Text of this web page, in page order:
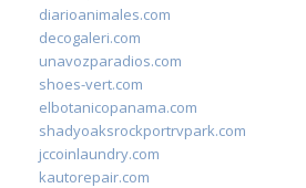
diarioanimales.com
decogaleri.com
unavozparadios.com
shoes-vert.com
elbotanicopanama.com
shadyoaksrockportrvpark.com
jccoinlaundry.com
kautorepair.com